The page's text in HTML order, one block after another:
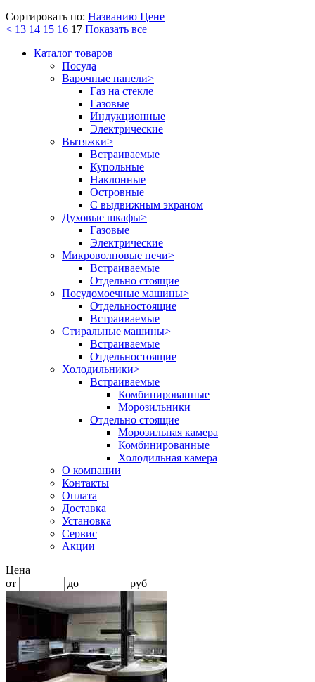
Сортировать по: Названию Цене
< 13 14 15 16 17 Показать все
Каталог товаров
Посуда
Варочные панели>
Газ на стекле
Газовые
Индукционные
Электрические
Вытяжки>
Встраиваемые
Купольные
Наклонные
Островные
С выдвижным экраном
Духовые шкафы>
Газовые
Электрические
Микроволновые печи>
Встраиваемые
Отдельно стоящие
Посудомоечные машины>
Отдельностоящие
Встраиваемые
Стиральные машины>
Встраиваемые
Отдельностоящие
Холодильники>
Встраиваемые
Комбинированные
Морозильники
Отдельно стоящие
Морозильная камера
Комбинированные
Холодильная камера
О компании
Контакты
Оплата
Доставка
Установка
Сервис
Акции
Цена
от
до руб